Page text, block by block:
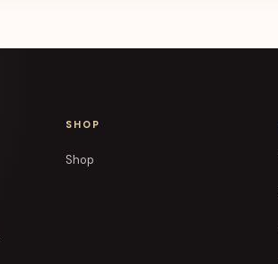
SHOP
Shop